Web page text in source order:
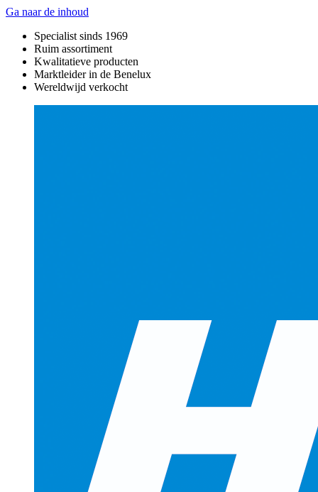
Ga naar de inhoud
Specialist sinds 1969
Ruim assortiment
Kwalitatieve producten
Marktleider in de Benelux
Wereldwijd verkocht